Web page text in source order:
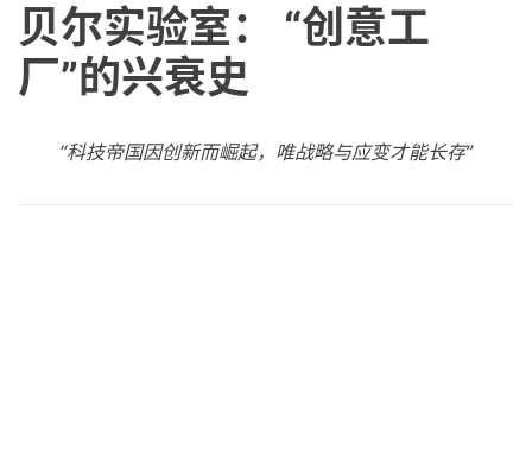
贝尔实验室： “创意工
厂”的兴衰史
“科技帝国因创新而崛起，唯战略与应变才能长存”